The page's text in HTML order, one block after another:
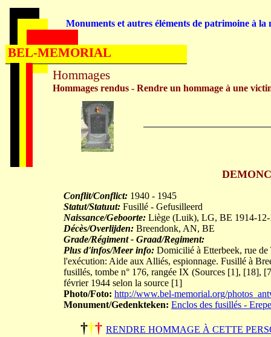
Conflit/Conflict: 1940 - 1945
Statut/Statuut: Fusillé - Gefusilleerd
Naissance/Geboorte: Liège (Luik), LG, BE 1914-
Décès/Overlijden: Breendonk, AN, BE
Grade/Régiment - Graad/Regiment:
Plus d'infos/Meer info: Domicilié à Etterbeek, rue
l'exécution: Aide aux Alliés, espionnage. Fusillé à
fusillés, tombe n° 176, rangée IX (Sources [1], [18],
février 1944 selon la source [1]
Photo/Foto: http://www.bel-memorial.org/
Monument/Gedenkteken: Enclos des fusillés -
††† RENDRE HOMMAGE À CETTE
Hommages
Hommages rendus - Rendre un hommage à une
Monuments et autres éléments de patrimoine à la
BEL-MEMORIAL